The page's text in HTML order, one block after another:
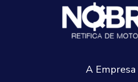
A Empresa